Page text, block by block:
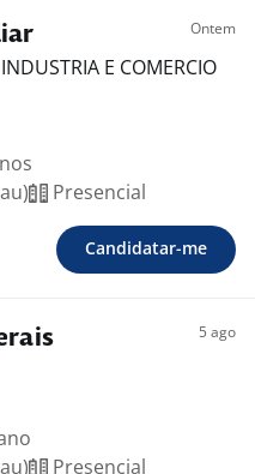
Ontem
E COMERCIO
Presencial
Candidatar-me
5 ago
Presencial